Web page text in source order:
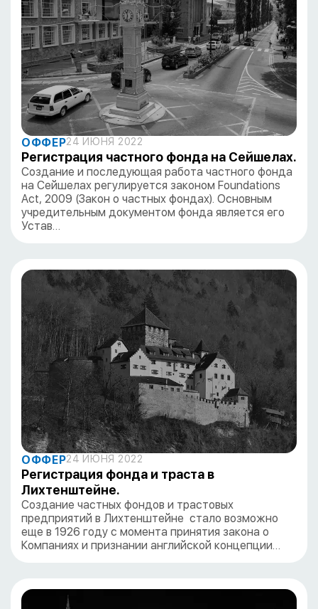
ОФФЕР24 ИЮНЯ 2022
Регистрация частного фонда на Сейшелах.
Создание и последующая работа частного фонда
на Сейшелах регулируется законом Foundations
Act, 2009 (Закон о частных фондах). Основным
учредительным документом фонда является его
Устав…
ОФФЕР24 ИЮНЯ 2022
Регистрация фонда и траста в
Лихтенштейне.
Создание частных фондов и трастовых
предприятий в Лихтенштейне стало возможно
еще в 1926 году с момента принятия закона о
Компаниях и признании английской концепции…